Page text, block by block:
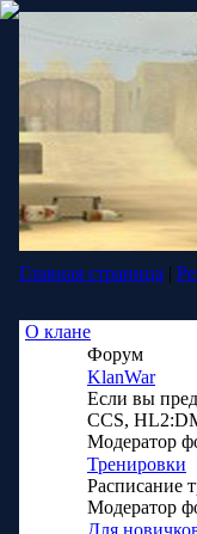
Главная страница |
О клане
Форум
KlanWar
Если вы
CCS,
Модератор
Тренировки
Расписание
Модератор
Для